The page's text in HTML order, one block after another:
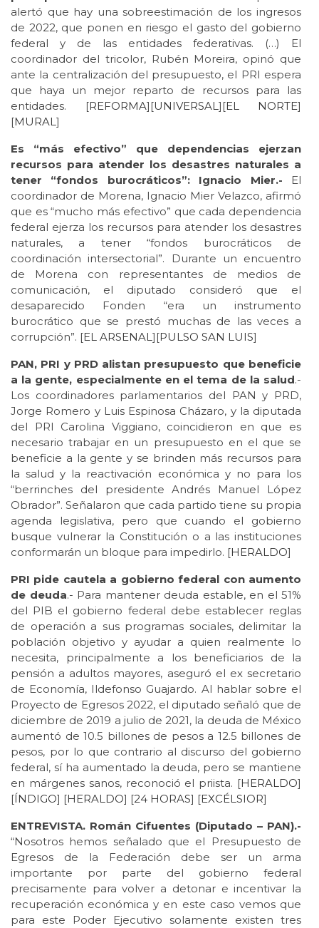
alertó que hay una sobreestimación de los ingresos
de 2022, que ponen en riesgo el gasto del gobierno
federal y de las entidades federativas. (…) El
coordinador del tricolor, Rubén Moreira, opinó que
ante la centralización del presupuesto, el PRI espera
que haya un mejor reparto de recursos para las
entidades. [REFORMA][UNIVERSAL][EL NORTE]
[MURAL]
Es “más efectivo” que dependencias ejerzan
recursos para atender los desastres naturales a
tener “fondos burocráticos”: Ignacio Mier.- El
coordinador de Morena, Ignacio Mier Velazco, afirmó
que es “mucho más efectivo” que cada dependencia
federal ejerza los recursos para atender los desastres
naturales, a tener “fondos burocráticos de
coordinación intersectorial”. Durante un encuentro
de Morena con representantes de medios de
comunicación, el diputado consideró que el
desaparecido Fonden “era un instrumento
burocrático que se prestó muchas de las veces a
corrupción”. [EL ARSENAL][PULSO SAN LUIS]
PAN, PRI y PRD alistan presupuesto que beneficie
a la gente, especialmente en el tema de la salud.-
Los coordinadores parlamentarios del PAN y PRD,
Jorge Romero y Luis Espinosa Cházaro, y la diputada
del PRI Carolina Viggiano, coincidieron en que es
necesario trabajar en un presupuesto en el que se
beneficie a la gente y se brinden más recursos para
la salud y la reactivación económica y no para los
“berrinches del presidente Andrés Manuel López
Obrador”. Señalaron que cada partido tiene su propia
agenda legislativa, pero que cuando el gobierno
busque vulnerar la Constitución o a las instituciones
conformarán un bloque para impedirlo. [HERALDO]
PRI pide cautela a gobierno federal con aumento
de deuda.- Para mantener deuda estable, en el 51%
del PIB el gobierno federal debe establecer reglas
de operación a sus programas sociales, delimitar la
población objetivo y ayudar a quien realmente lo
necesita, principalmente a los beneficiarios de la
pensión a adultos mayores, aseguró el ex secretario
de Economía, Ildefonso Guajardo. Al hablar sobre el
Proyecto de Egresos 2022, el diputado señaló que de
diciembre de 2019 a julio de 2021, la deuda de México
aumentó de 10.5 billones de pesos a 12.5 billones de
pesos, por lo que contrario al discurso del gobierno
federal, sí ha aumentado la deuda, pero se mantiene
en márgenes sanos, reconoció el priista. [HERALDO]
[ÍNDIGO] [HERALDO] [24 HORAS] [EXCÉLSIOR]
ENTREVISTA. Román Cifuentes (Diputado – PAN).-
“Nosotros hemos señalado que el Presupuesto de
Egresos de la Federación debe ser un arma
importante por parte del gobierno federal
precisamente para volver a detonar e incentivar la
recuperación económica y en este caso vemos que
para este Poder Ejecutivo solamente existen tres